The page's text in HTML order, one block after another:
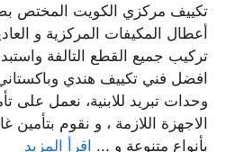
تكييف مركزي الكويت المختص
أعطال المكيفات المركزية و
تركيب جميع القطع التالفة
افضل فني تكييف هندي
وحدات تبريد للابنية، نعمل على
الاجهزة اللازمة ، و نقوم
بأنواع متنوعة و ... اقرأ المزيد